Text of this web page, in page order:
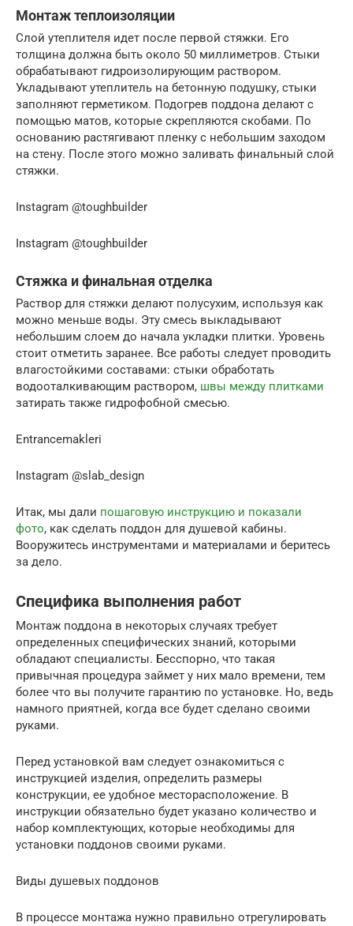
Монтаж теплоизоляции
Слой утеплителя идет после первой стяжки. Его
толщина должна быть около 50 миллиметров. Стыки
обрабатывают гидроизолирующим раствором.
Укладывают утеплитель на бетонную подушку, стыки
заполняют герметиком. Подогрев поддона делают с
помощью матов, которые скрепляются скобами. По
основанию растягивают пленку с небольшим заходом
на стену. После этого можно заливать финальный слой
стяжки.
Instagram @toughbuilder
Instagram @toughbuilder
Стяжка и финальная отделка
Раствор для стяжки делают полусухим, используя как
можно меньше воды. Эту смесь выкладывают
небольшим слоем до начала укладки плитки. Уровень
стоит отметить заранее. Все работы следует проводить
влагостойкими составами: стыки обработать
водооталкивающим раствором, швы между плитками
затирать также гидрофобной смесью.
Entrancemakleri
Instagram @slab_design
Итак, мы дали пошаговую инструкцию и показали
фото, как сделать поддон для душевой кабины.
Вооружитесь инструментами и материалами и беритесь
за дело.
Специфика выполнения работ
Монтаж поддона в некоторых случаях требует
определенных специфических знаний, которыми
обладают специалисты. Бесспорно, что такая
привычная процедура займет у них мало времени, тем
более что вы получите гарантию по установке. Но, ведь
намного приятней, когда все будет сделано своими
руками.
Перед установкой вам следует ознакомиться с
инструкцией изделия, определить размеры
конструкции, ее удобное месторасположение. В
инструкции обязательно будет указано количество и
набор комплектующих, которые необходимы для
установки поддонов своими руками.
Виды душевых поддонов
В процессе монтажа нужно правильно отрегулировать